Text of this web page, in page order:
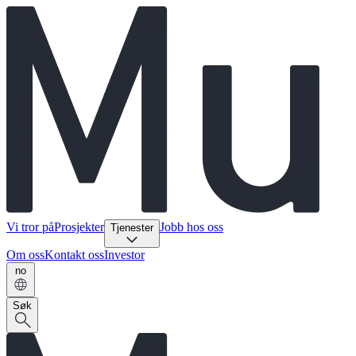
Vi tror påProsjekter Tjenester Jobb hos oss
Om ossKontakt ossInvestor
no
Søk